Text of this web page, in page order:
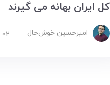
کل ایران بهانه می گیرند
امیرحسین ‌خوش‌حال 02 مرداد 1403